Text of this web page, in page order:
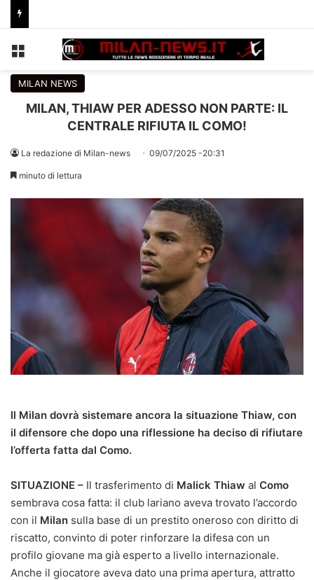
MILAN NEWS
MILAN, THIAW PER ADESSO NON PARTE: IL
CENTRALE RIFIUTA IL COMO!
La redazione di Milan-news 09/07/2025 -20:31
minuto di lettura
Il Milan dovrà sistemare ancora la situazione Thiaw, con
il difensore che dopo una riflessione ha deciso di rifiutare
l’offerta fatta dal Como.
SITUAZIONE – Il trasferimento di Malick Thiaw al Como
sembrava cosa fatta: il club lariano aveva trovato l’accordo
con il Milan sulla base di un prestito oneroso con diritto di
riscatto, convinto di poter rinforzare la difesa con un
profilo giovane ma già esperto a livello internazionale.
Anche il giocatore aveva dato una prima apertura, attratto